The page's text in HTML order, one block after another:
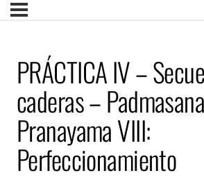
PRÁCTICA IV –
caderas –
Pranayama VIII:
Perfeccionamiento